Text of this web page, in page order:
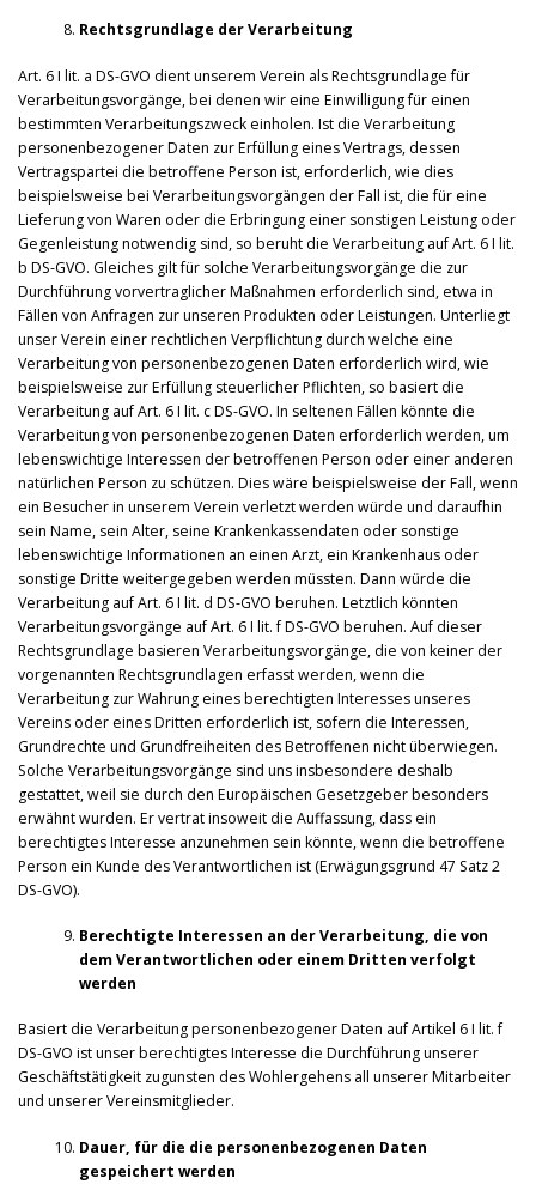
Rechtsgrundlage der Verarbeitung
Art. 6 I lit. a DS-GVO dient unserem Verein als Rechtsgrundlage für
Verarbeitungsvorgänge, bei denen wir eine Einwilligung für einen
bestimmten Verarbeitungszweck einholen. Ist die Verarbeitung
personenbezogener Daten zur Erfüllung eines Vertrags, dessen
Vertragspartei die betroffene Person ist, erforderlich, wie dies
beispielsweise bei Verarbeitungsvorgängen der Fall ist, die für eine
Lieferung von Waren oder die Erbringung einer sonstigen Leistung oder
Gegenleistung notwendig sind, so beruht die Verarbeitung auf Art. 6 I lit.
b DS-GVO. Gleiches gilt für solche Verarbeitungsvorgänge die zur
Durchführung vorvertraglicher Maßnahmen erforderlich sind, etwa in
Fällen von Anfragen zur unseren Produkten oder Leistungen. Unterliegt
unser Verein einer rechtlichen Verpflichtung durch welche eine
Verarbeitung von personenbezogenen Daten erforderlich wird, wie
beispielsweise zur Erfüllung steuerlicher Pflichten, so basiert die
Verarbeitung auf Art. 6 I lit. c DS-GVO. In seltenen Fällen könnte die
Verarbeitung von personenbezogenen Daten erforderlich werden, um
lebenswichtige Interessen der betroffenen Person oder einer anderen
natürlichen Person zu schützen. Dies wäre beispielsweise der Fall, wenn
ein Besucher in unserem Verein verletzt werden würde und daraufhin
sein Name, sein Alter, seine Krankenkassendaten oder sonstige
lebenswichtige Informationen an einen Arzt, ein Krankenhaus oder
sonstige Dritte weitergegeben werden müssten. Dann würde die
Verarbeitung auf Art. 6 I lit. d DS-GVO beruhen. Letztlich könnten
Verarbeitungsvorgänge auf Art. 6 I lit. f DS-GVO beruhen. Auf dieser
Rechtsgrundlage basieren Verarbeitungsvorgänge, die von keiner der
vorgenannten Rechtsgrundlagen erfasst werden, wenn die
Verarbeitung zur Wahrung eines berechtigten Interesses unseres
Vereins oder eines Dritten erforderlich ist, sofern die Interessen,
Grundrechte und Grundfreiheiten des Betroffenen nicht überwiegen.
Solche Verarbeitungsvorgänge sind uns insbesondere deshalb
gestattet, weil sie durch den Europäischen Gesetzgeber besonders
erwähnt wurden. Er vertrat insoweit die Auffassung, dass ein
berechtigtes Interesse anzunehmen sein könnte, wenn die betroffene
Person ein Kunde des Verantwortlichen ist (Erwägungsgrund 47 Satz 2
DS-GVO).
Berechtigte Interessen an der Verarbeitung, die von
dem Verantwortlichen oder einem Dritten verfolgt
werden
Basiert die Verarbeitung personenbezogener Daten auf Artikel 6 I lit. f
DS-GVO ist unser berechtigtes Interesse die Durchführung unserer
Geschäftstätigkeit zugunsten des Wohlergehens all unserer Mitarbeiter
und unserer Vereinsmitglieder.
Dauer, für die die personenbezogenen Daten
gespeichert werden